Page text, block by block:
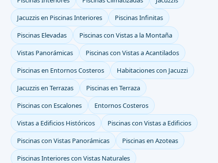
Jacuzzis en Piscinas Interiores
Piscinas Infinitas
Piscinas Elevadas
Piscinas con Vistas a la Montaña
Vistas Panorámicas
Piscinas con Vistas a Acantilados
Piscinas en Entornos Costeros
Habitaciones con Jacuzzi
Jacuzzis en Terrazas
Piscinas en Terraza
Piscinas con Escalones
Entornos Costeros
Vistas a Edificios Históricos
Piscinas con Vistas a Edificios
Piscinas con Vistas Panorámicas
Piscinas en Azoteas
Piscinas Interiores con Vistas Naturales